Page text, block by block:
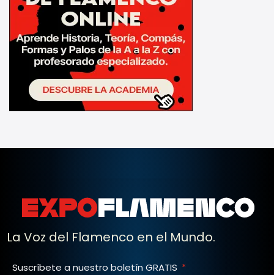
La Voz del Flamenco en el Mundo.
Suscríbete a nuestro boletín GRATIS